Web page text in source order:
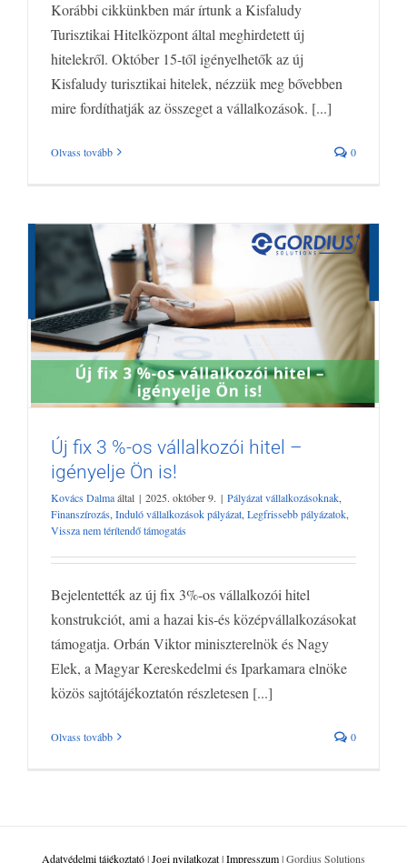
Korábbi cikkünkben már írtunk a Kisfaludy
Turisztikai Hitelközpont által meghirdetett új
hitelekről. Október 15-től igényelhetők az új
Kisfaludy turisztikai hitelek, nézzük meg bővebben
mire fordíthatják az összeget a vállalkozások. [...]
Olvass tovább 0
Új fix 3 %-os vállalkozói hitel – igényelje
Ön is!
Pályázat vállalkozásoknak Finanszírozás
Új fix 3 %-os vállalkozói hitel –
igényelje Ön is!
Kovács Dalmaáltal | 2025. október 9. | Pályázat vállalkozásoknak
Finanszírozás Induló vállalkozások pályázat Legfrissebb pályázatok
Vissza nem térítendő támogatás
Bejelentették az új fix 3%-os vállalkozói hitel
konstrukciót, ami a hazai kis-és középvállalkozásokat
támogatja. Orbán Viktor miniszterelnök és Nagy
Elek, a Magyar Kereskedelmi és Iparkamara elnöke
közös sajtótájékoztatón részletesen [...]
Olvass tovább 0
Adatvédelmi tájékoztató|Jogi nyilatkozat|Impresszum| Gordius Solutions